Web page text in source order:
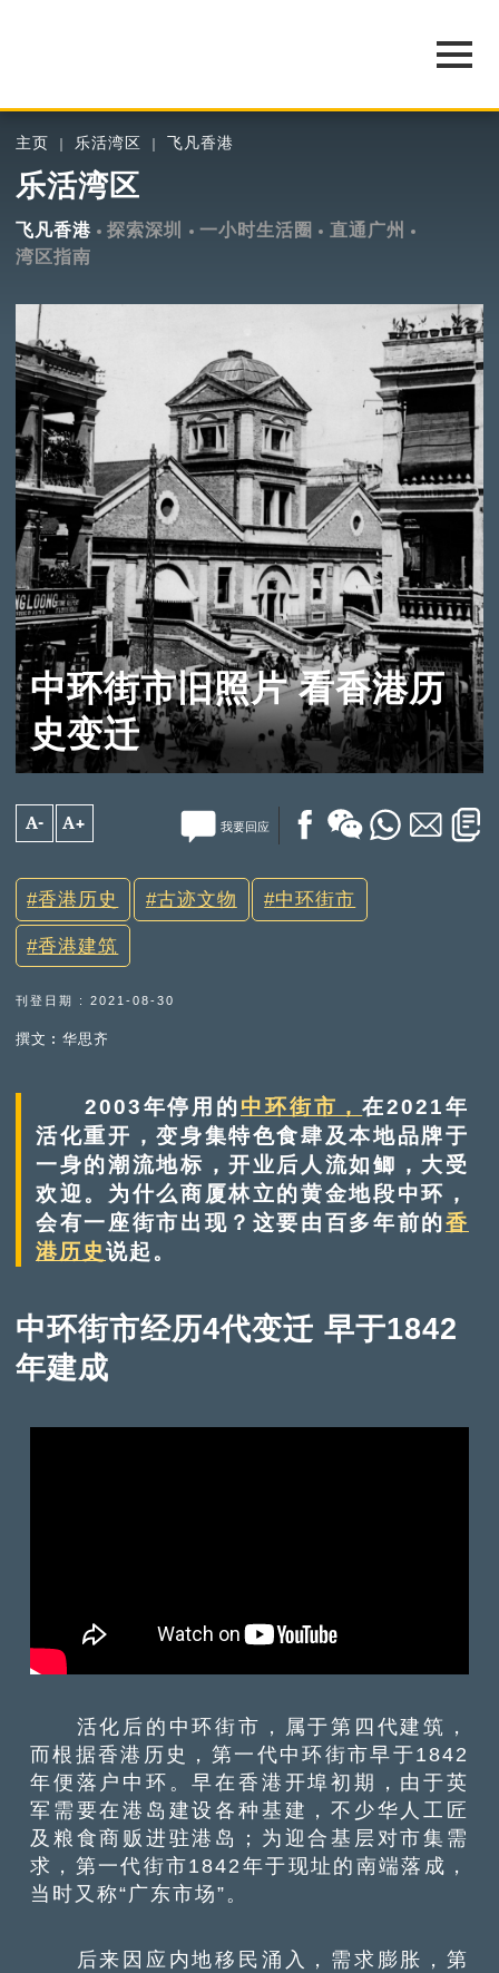
主页 乐活湾区 飞凡香港
乐活湾区
飞凡香港 探索深圳 一小时生活圈
直通广州
湾区指南
中环街市旧照片 看香港历
史变迁
A- A+ 我要回应
香港历史 古迹文物 中环街市
香港建筑
刊登日期 : 2021-08-30
撰文︰华思齐
2003年停用的中环街市，在2021年
活化重开，变身集特色食肆及本地品牌于
一身的潮流地标，开业后人流如鲫，大受
欢迎。为什么商厦林立的黄金地段中环，
会有一座街市出现？这要由百多年前的香
港历史说起。
中环街市经历4代变迁 早于1842
年建成
活化后的中环街市，属于第四代建筑，
而根据香港历史，第一代中环街市早于1842
年便落户中环。早在香港开埠初期，由于英
军需要在港岛建设各种基建，不少华人工匠
及粮食商贩进驻港岛；为迎合基层对市集需
求，第一代街市1842年于现址的南端落成，
当时又称“广东市场”。
后来因应内地移民涌入，需求膨胀，第